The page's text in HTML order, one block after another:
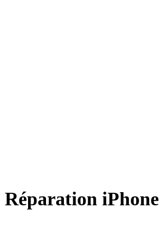
Réparation iPhone